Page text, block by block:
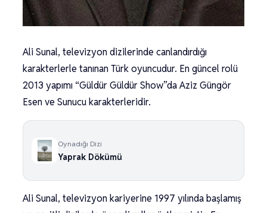
Ali Sunal, televizyon dizilerinde canlandırdığı
karakterlerle tanınan Türk oyuncudur. En güncel rolü
2013 yapımı “Güldür Güldür Show”da Aziz Güngör
Esen ve Sunucu karakterleridir.
Oynadığı Dizi
Yaprak Dökümü
Ali Sunal, televizyon kariyerine 1997 yılında başlamış